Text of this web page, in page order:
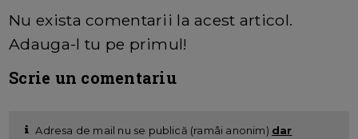
Nu exista comentarii la acest articol.
Adauga-l tu pe primul!
Scrie un comentariu
Adresa de mail nu se publică (ramâi anonim) dar